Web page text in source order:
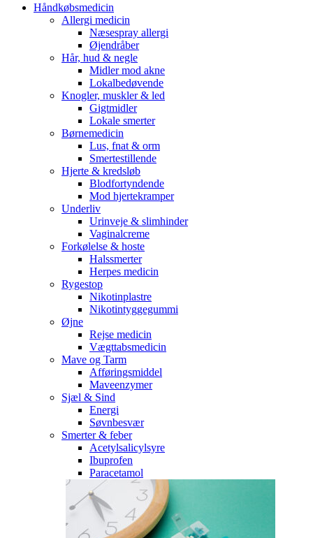
Håndkøbsmedicin
Allergi medicin
Næsespray allergi
Øjendråber
Hår, hud & negle
Midler mod akne
Lokalbedøvende
Knogler, muskler & led
Gigtmidler
Lokale smerter
Børnemedicin
Lus, fnat & orm
Smertestillende
Hjerte & kredsløb
Blodfortyndende
Mod hjertekramper
Underliv
Urinveje & slimhinder
Vaginalcreme
Forkølelse & hoste
Halssmerter
Herpes medicin
Rygestop
Nikotinplastre
Nikotintyggegummi
Øjne
Rejse medicin
Vægttabsmedicin
Mave og Tarm
Afføringsmiddel
Maveenzymer
Sjæl & Sind
Energi
Søvnbesvær
Smerter & feber
Acetylsalicylsyre
Ibuprofen
Paracetamol